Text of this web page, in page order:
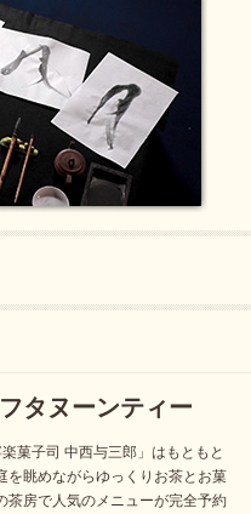
タヌーンティー
菓子司 中西与三郎」はもともと
を眺めながらゆっくりお茶とお菓
茶房で人気のメニューが完全予約